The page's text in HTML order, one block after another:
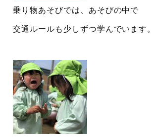
乗り物あそびでは、あそびの中で
交通ルールも少しずつ学んでいます。